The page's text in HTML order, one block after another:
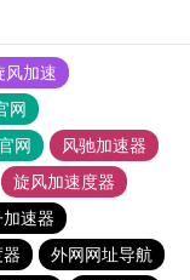
风加速
网
网
风驰加速器
旋风加速度器
加速器
外网网址导航